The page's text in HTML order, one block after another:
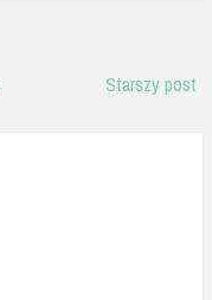
Starszy post